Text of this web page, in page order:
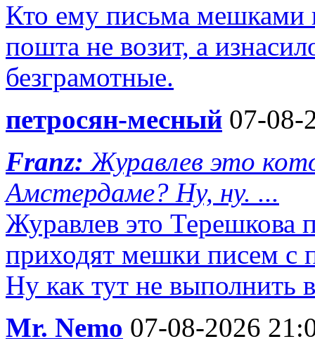
Кто ему письма мешками
пошта не возит, а
безграмотные.
петросян-месный 07-08-
Franz: Журавлев это
Амстердаме? Ну, ну. ...
Журавлев это Терешкова
приходят мешки писем с
Ну как тут не выполнить
Mr. Nemo 07-08-2026